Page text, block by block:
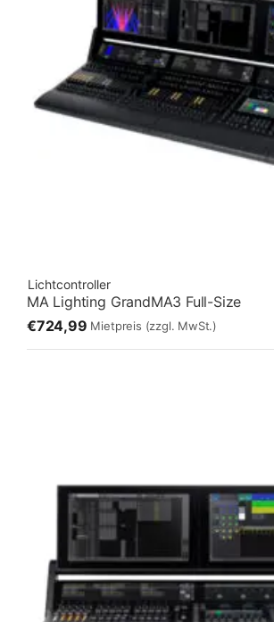
Lichtcontroller
MA Lighting GrandMA3 Full-Size
€724,99 Mietpreis (zzgl. MwSt.)